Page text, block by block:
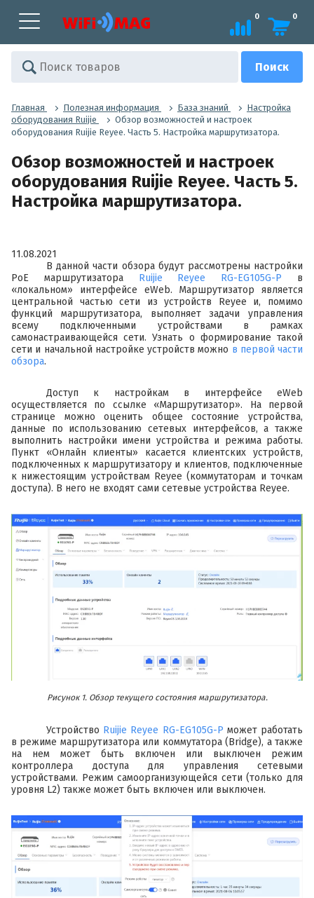
0 0
Главная Полезная информация База знаний
Настройка
оборудования Ruijie
Обзор возможностей и настроек
оборудования Ruijie Reyee. Часть 5. Настройка маршрутизатора.
Обзор возможностей и настроек
оборудования Ruijie Reyee. Часть 5.
Настройка маршрутизатора.
11.08.2021
В данной части обзора будут рассмотрены настройки
PoE маршрутизатора Ruijie Reyee RG-EG105G-P в
«локальном» интерфейсе eWeb. Маршрутизатор является
центральной частью сети из устройств Reyee и, помимо
функций маршрутизатора, выполняет задачи управления
всему подключенными устройствами в рамках
самонастраивающейся сети. Узнать о формирование такой
сети и начальной настройке устройств можно в первой части
обзора.
Доступ к настройкам в интерфейсе eWeb
осуществляется по ссылке «Маршрутизатор». На первой
странице можно оценить общее состояние устройства,
данные по использованию сетевых интерфейсов, а также
выполнить настройки имени устройства и режима работы.
Пункт «Онлайн клиенты» касается клиентских устройств,
подключенных к маршрутизатору и клиентов, подключенные
к нижестоящим устройствам Reyee (коммутаторам и точкам
доступа). В него не входят сами сетевые устройства Reyee.
Рисунок 1. Обзор текущего состояния маршрутизатора.
Устройство Ruijie Reyee RG-EG105G-P может работать
в режиме маршрутизатора или коммутатора (Bridge), а также
на нем может быть включен или выключен режим
контроллера доступа для управления сетевыми
устройствами. Режим самоорганизующейся сети (только для
уровня L2) также может быть включен или выключен.